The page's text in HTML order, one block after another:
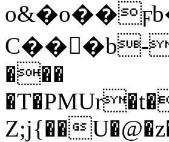
C���b-
���
Z;j{��